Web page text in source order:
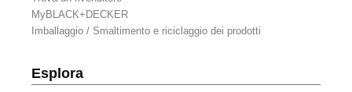
MyBLACK+DECKER
Imballaggio / Smaltimento e riciclaggio dei prodotti
Esplora